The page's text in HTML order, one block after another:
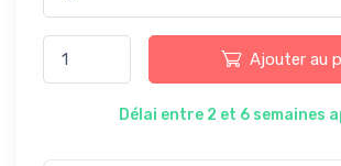
Ajouter au
Délai entre 2 et 6 semaines